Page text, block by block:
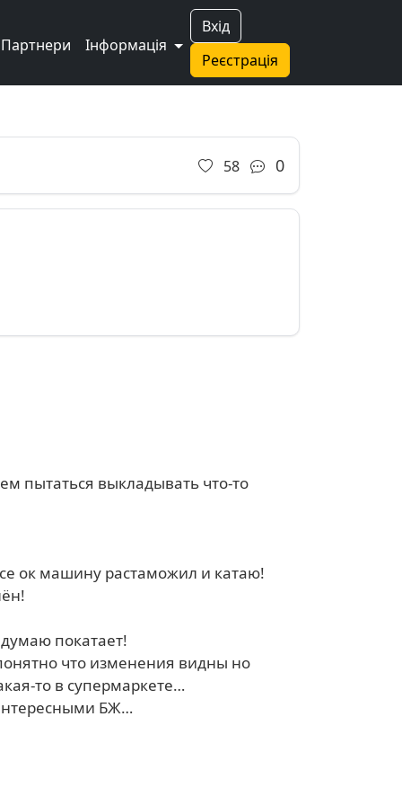
Вхід
Реєстрація
Партнери Інформація
58 0
пытаться выкладывать что-то
ок машину растаможил и катаю!
покатает!
что изменения видны но
то в супермаркете…
БЖ…